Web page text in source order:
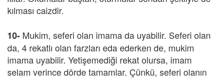
kılması caizdir.
10- Mukim, seferi olan imama da uyabilir. Seferi olan
da, 4 rekatlı olan farzları eda ederken de, mukim
imama uyabilir. Yetişemediği rekat olursa, imam
selam verince dörde tamamlar. Çünkü, seferi olanın